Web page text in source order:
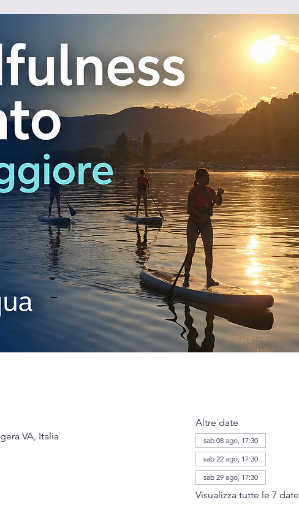
VA, Italia
Altre date
sab 08 ago, 17:30
sab 22 ago, 17:30
sab 29 ago, 17:30
Visualizza tutte le 7 date